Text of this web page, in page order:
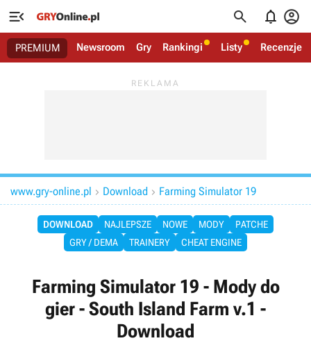
   
PREMIUM Newsroom Gry Rankingi Listy Recenzje
www.gry-online.pl  Download  Farming Simulator 19
DOWNLOAD NAJLEPSZE NOWE MODY
PATCHE
GRY / DEMA
TRAINERY CHEAT ENGINE
Farming Simulator 19 - Mody do
gier - South Island Farm v.1 -
Download